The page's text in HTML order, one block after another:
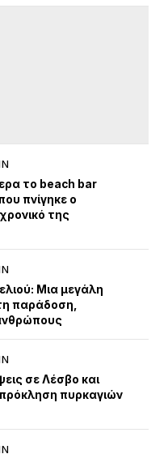
το beach bar
πνίγηκε ο
της
Μια μεγάλη
παράδοση,
σε Λέσβο και
πρόκληση πυρκαγιών